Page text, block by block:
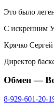
Это было
С искренним
Крячко
Директор
Обмен —
8-929-601-20-